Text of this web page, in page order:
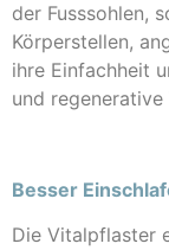
der Fusssohlen,
Körperstellen,
ihre Einfachheit
und regenerative
Besser
Die Vitalpflaster